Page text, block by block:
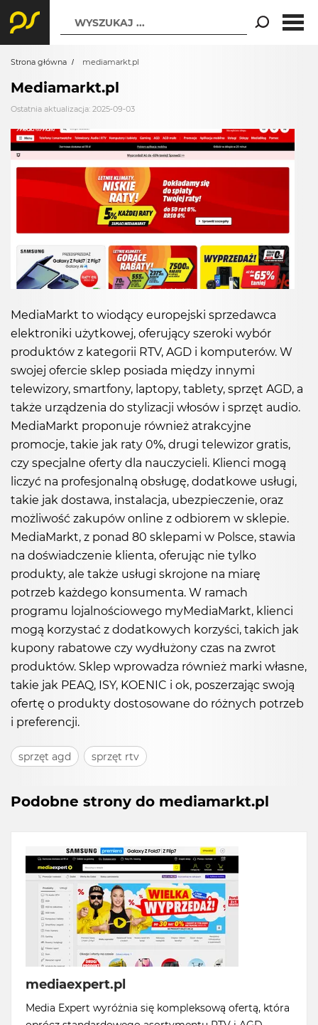
WYSZUKAJ ...
Strona główna mediamarkt.pl
Mediamarkt.pl
Ostatnia aktualizacja: 2025-09-03
MediaMarkt to wiodący europejski sprzedawca
elektroniki użytkowej, oferujący szeroki wybór
produktów z kategorii RTV, AGD i komputerów. W
swojej ofercie sklep posiada między innymi
telewizory, smartfony, laptopy, tablety, sprzęt AGD, a
także urządzenia do stylizacji włosów i sprzęt audio.
MediaMarkt proponuje również atrakcyjne
promocje, takie jak raty 0%, drugi telewizor gratis,
czy specjalne oferty dla nauczycieli. Klienci mogą
liczyć na profesjonalną obsługę, dodatkowe usługi,
takie jak dostawa, instalacja, ubezpieczenie, oraz
możliwość zakupów online z odbiorem w sklepie.
MediaMarkt, z ponad 80 sklepami w Polsce, stawia
na doświadczenie klienta, oferując nie tylko
produkty, ale także usługi skrojone na miarę
potrzeb każdego konsumenta. W ramach
programu lojalnościowego myMediaMarkt, klienci
mogą korzystać z dodatkowych korzyści, takich jak
kupony rabatowe czy wydłużony czas na zwrot
produktów. Sklep wprowadza również marki własne,
takie jak PEAQ, ISY, KOENIC i ok, poszerzając swoją
ofertę o produkty dostosowane do różnych potrzeb
i preferencji.
sprzęt agd sprzęt rtv
Podobne strony do mediamarkt.pl
mediaexpert.pl
Media Expert wyróżnia się kompleksową ofertą, która